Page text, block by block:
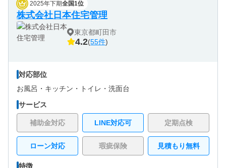
2025年下期全国1位
株式会社日本住宅管理
東京都町田市
4.2(55件)
対応部位
お風呂・ キッチン・ トイレ・ 洗面台
サービス
補助金対応 LINE対応可 定期点検
ローン対応 瑕疵保険 見積もり無料
特徴